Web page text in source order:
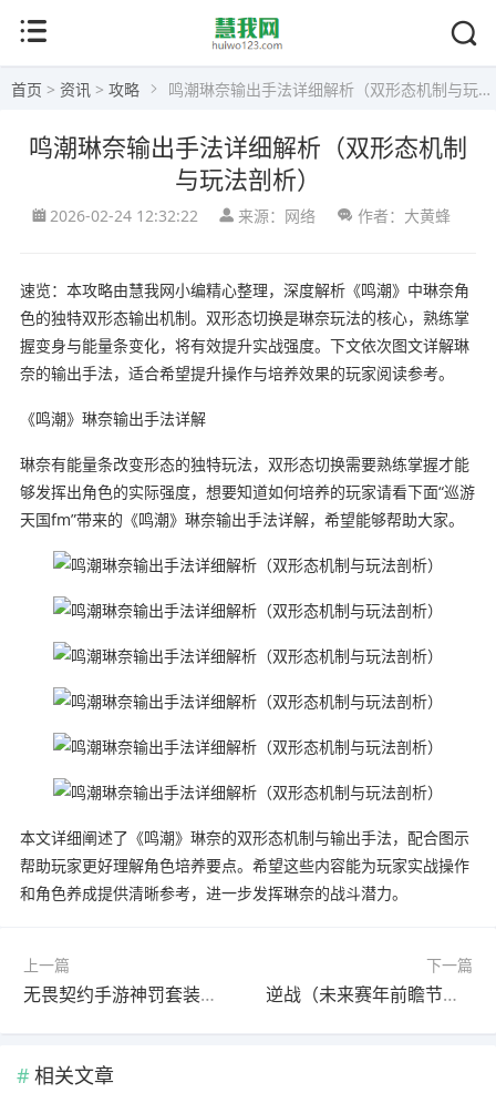
首页 > 资讯 > 攻略 鸣潮琳奈输出手法详细解析（双形态机制与玩法剖析）
鸣潮琳奈输出手法详细解析（双形态机制
与玩法剖析）
2026-02-24 12:32:22 来源：网络 作者：大黄蜂
速览：本攻略由慧我网小编精心整理，深度解析《鸣潮》中琳奈角
色的独特双形态输出机制。双形态切换是琳奈玩法的核心，熟练掌
握变身与能量条变化，将有效提升实战强度。下文依次图文详解琳
奈的输出手法，适合希望提升操作与培养效果的玩家阅读参考。
《鸣潮》琳奈输出手法详解
琳奈有能量条改变形态的独特玩法，双形态切换需要熟练掌握才能
够发挥出角色的实际强度，想要知道如何培养的玩家请看下面“巡游
天国fm”带来的《鸣潮》琳奈输出手法详解，希望能够帮助大家。
本文详细阐述了《鸣潮》琳奈的双形态机制与输出手法，配合图示
帮助玩家更好理解角色培养要点。希望这些内容能为玩家实战操作
和角色养成提供清晰参考，进一步发挥琳奈的战斗潜力。
上一篇
无畏契约手游神罚套装展示（神罚套装值不值得买剖析）
下一篇
逆战（未来赛年前瞻节目预告（全新年度规划与福利抽奖详细解析）
相关文章